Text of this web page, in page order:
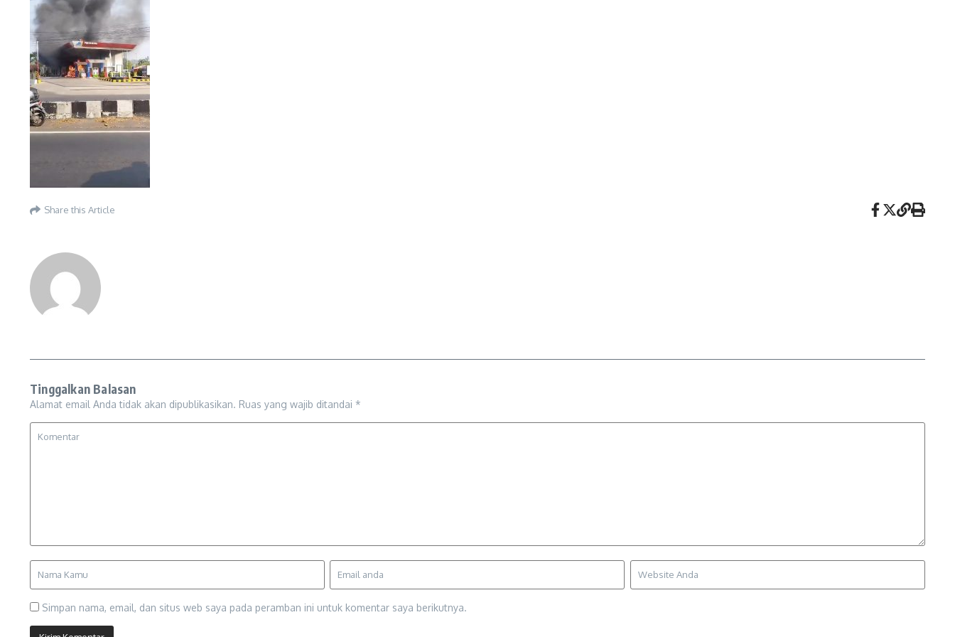
Share this Article
Tinggalkan Balasan
Alamat email Anda tidak akan dipublikasikan. Ruas yang wajib ditandai *
Simpan nama, email, dan situs web saya pada peramban ini untuk komentar saya berikutnya.